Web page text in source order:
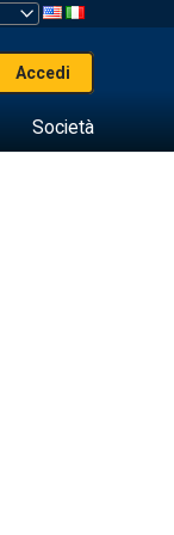
Accedi
Società